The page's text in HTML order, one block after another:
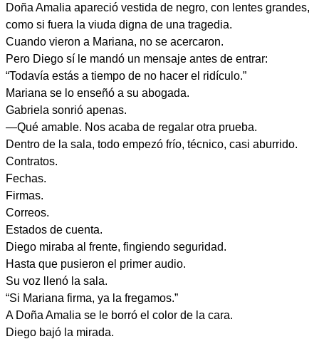
Doña Amalia apareció vestida de negro, con lentes grandes,
como si fuera la viuda digna de una tragedia.
Cuando vieron a Mariana, no se acercaron.
Pero Diego sí le mandó un mensaje antes de entrar:
“Todavía estás a tiempo de no hacer el ridículo.”
Mariana se lo enseñó a su abogada.
Gabriela sonrió apenas.
—Qué amable. Nos acaba de regalar otra prueba.
Dentro de la sala, todo empezó frío, técnico, casi aburrido.
Contratos.
Fechas.
Firmas.
Correos.
Estados de cuenta.
Diego miraba al frente, fingiendo seguridad.
Hasta que pusieron el primer audio.
Su voz llenó la sala.
“Si Mariana firma, ya la fregamos.”
A Doña Amalia se le borró el color de la cara.
Diego bajó la mirada.